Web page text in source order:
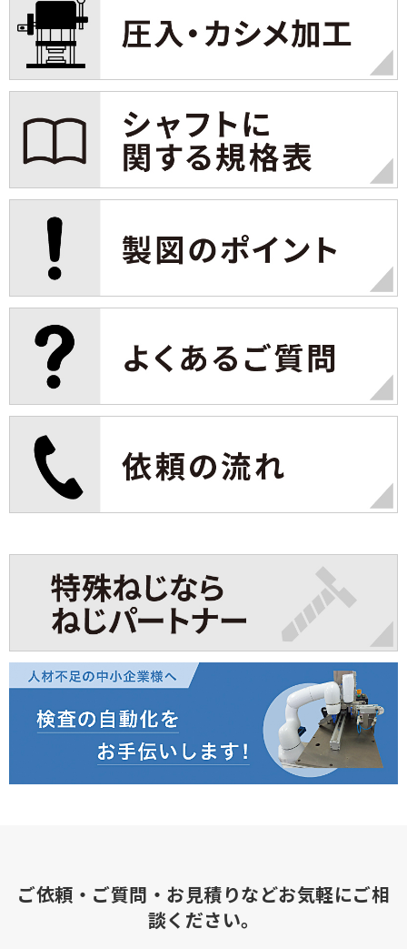
ご依頼・ご質問・お見積りなどお気軽にご相
談ください。